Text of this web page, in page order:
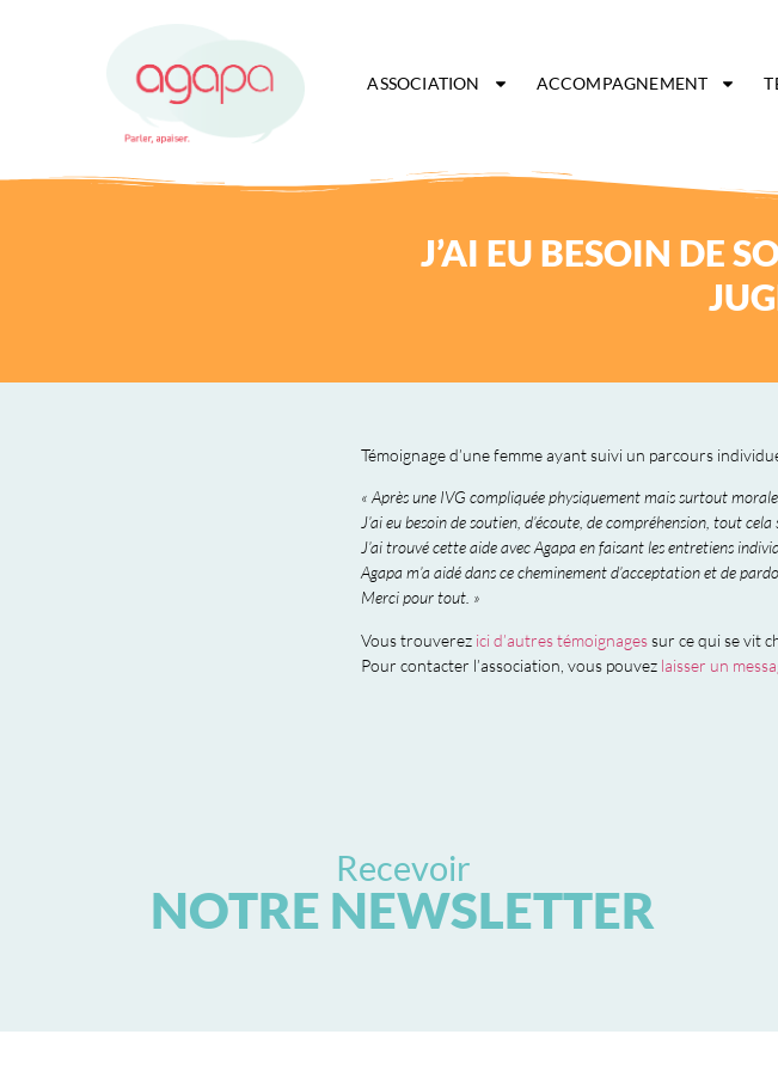
ASSOCIATION ACCOMPAGNEMENT
J’AI EU BESOIN DE
Témoignage d’une femme ayant suivi un parcours
« Après une IVG compliquée physiquement mais surtout
J’ai eu besoin de soutien, d’écoute, de compréhension, tout cela
J’ai trouvé cette aide avec Agapa en faisant les entretiens
Agapa m’a aidé dans ce cheminement d’acceptation et de
Merci pour tout. »
Vous trouverez ici d’autres témoignagessur ce qui se vit
Pour contacter l’association, vous pouvez laisser un
Recevoir
NOTRE NEWSLETTER